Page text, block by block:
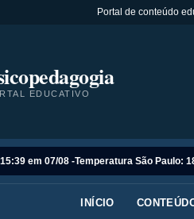
Portal de conteúdo
EDUCATIVO
em 07/08 -Temperatura São Paulo:
INÍCIO